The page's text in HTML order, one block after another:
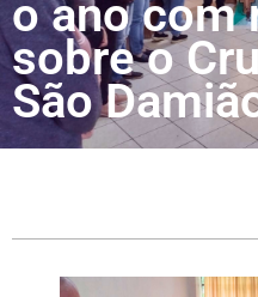
o ano com
sobre o
São